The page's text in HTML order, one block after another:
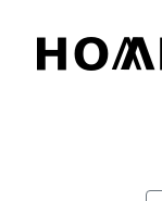
treści